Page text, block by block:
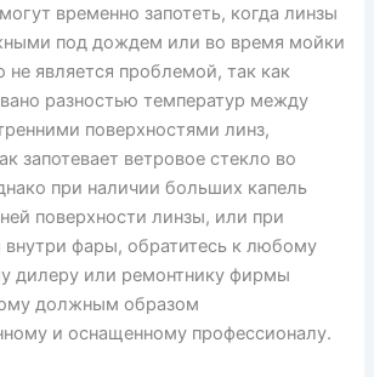
временно запотеть, когда линзы
под дождем или во время мойки
является проблемой, так как
разностью температур между
поверхностями линз,
запотевает ветровое стекло во
при наличии больших капель
поверхности линзы, или при
фары, обратитесь к любому
дилеру или ремонтнику фирмы
должным образом
и оснащенному профессионалу.